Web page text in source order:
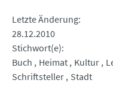
Letzte Änderung
28.12.2010
Stichwort(e)
Buch
Heimat Kultur
Schriftsteller Stadt